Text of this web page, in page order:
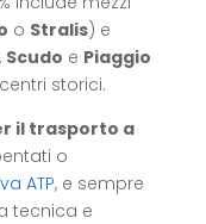
o Stralis) e
, Scudo e Piaggio
storici.
il trasporto a
o
ATP, e sempre
tecnica e